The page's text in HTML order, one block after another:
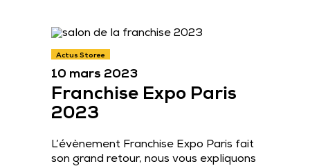
Actus Storee
10 mars 2023
Franchise Expo Paris
2023
L’évènement Franchise Expo Paris fait
son grand retour, nous vous expliquons